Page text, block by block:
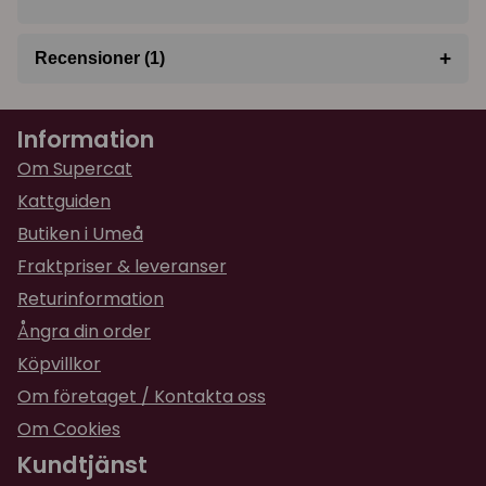
Recensioner (1) +
Margaretha
för 1 år sedan
★★★★★
Får nog byta till en större storlek
Information
Om Supercat
Kattguiden
Butiken i Umeå
Fraktpriser & leveranser
Returinformation
Ångra din order
Köpvillkor
Om företaget / Kontakta oss
Om Cookies
Kundtjänst